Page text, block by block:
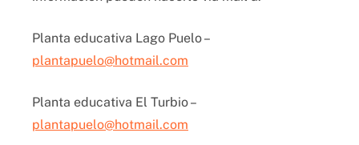
Planta educativa Lago Puelo –
plantapuelo@hotmail.com
Planta educativa El Turbio –
plantapuelo@hotmail.com